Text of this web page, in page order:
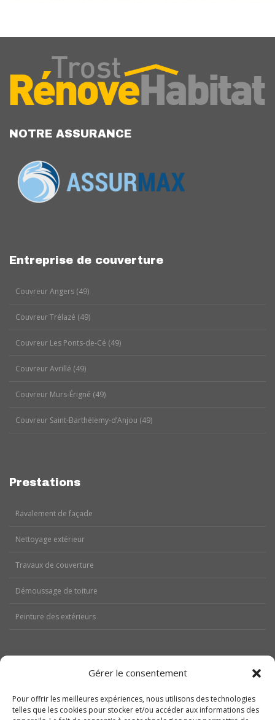
Gérer le consentement
Pour offrir les meilleures expériences, nous utilisons des technologies
telles que les cookies pour stocker et/ou accéder aux informations des
NOTRE ASSURANCE
Entreprise de couverture
Couvreur Angers (49)
Couvreur Trélazé (49)
Couvreur Les Ponts-de-Cé (49)
Couvreur Avrillé (49)
Couvreur Murs-Érigné (49)
Couvreur Saint-Barthélemy-d’Anjou (49)
Prestations
Ravalement de façade
Nettoyage extérieur
Travaux de couverture
Démoussage de toiture
Peinture des extérieurs
Nos réalisations